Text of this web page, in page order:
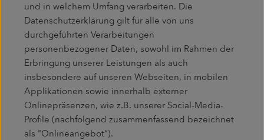
und in welchem Umfang verarbeiten. Die
Datenschutzerklärung gilt für alle von uns
durchgeführten Verarbeitungen
personenbezogener Daten, sowohl im Rahmen der
Erbringung unserer Leistungen als auch
insbesondere auf unseren Webseiten, in mobilen
Applikationen sowie innerhalb externer
Onlinepräsenzen, wie z.B. unserer Social-Media-
Profile (nachfolgend zusammenfassend bezeichnet
als "Onlineangebot“).